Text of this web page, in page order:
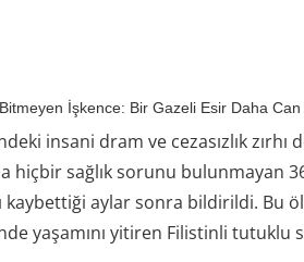
İşkence: Bir Gazeli Esir Daha Can
insani dram ve cezasızlık zırhı
hiçbir sağlık sorunu bulunmayan
kaybettiği aylar sonra bildirildi. Bu
yaşamını yitiren Filistinli tutuklu